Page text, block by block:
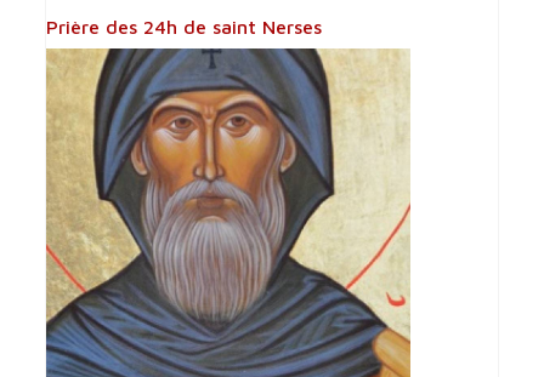
Prière des 24h de saint Nerses